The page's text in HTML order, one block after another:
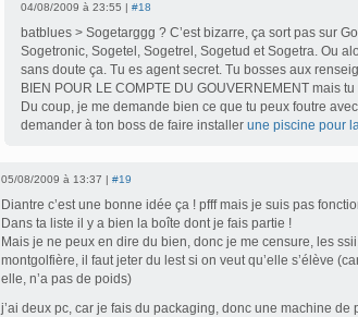
04/08/2009 à 23:55 | #18
batblues > Sogetarggg ? C’est bizarre, ça sort pas sur
Sogetronic, Sogetel, Sogetrel, Sogetud et Sogetra. Ou
sans doute ça. Tu es agent secret. Tu bosses aux
BIEN POUR LE COMPTE DU GOUVERNEMENT mais
Du coup, je me demande bien ce que tu peux foutre
demander à ton boss de faire installer une piscine pour
05/08/2009 à 13:37 | #19
Diantre c’est une bonne idée ça ! pfff mais je suis pas
Dans ta liste il y a bien la boîte dont je fais partie !
Mais je ne peux en dire du bien, donc je me censure, les
montgolfière, il faut jeter du lest si on veut qu’elle s’élève
elle, n’a pas de poids)
j’ai deux pc, car je fais du packaging, donc une machine de